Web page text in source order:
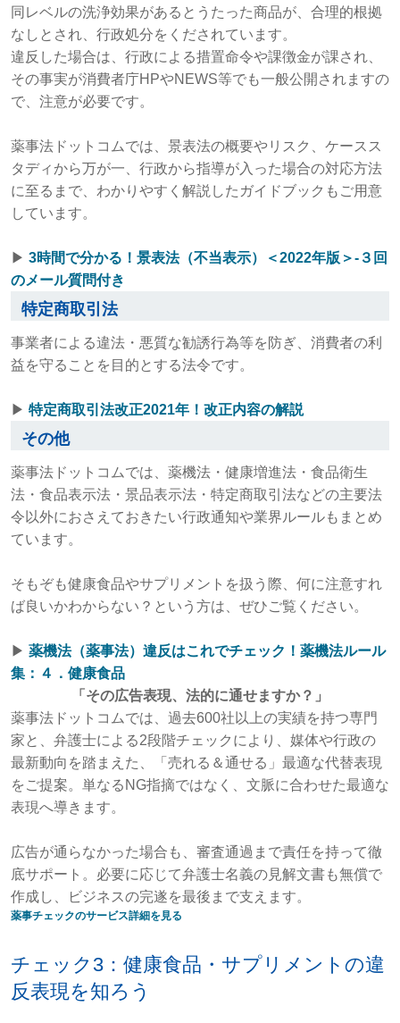
同レベルの洗浄効果があるとうたった商品が、合理的根拠
なしとされ、行政処分をくだされています。
違反した場合は、行政による措置命令や課徴金が課され、
その事実が消費者庁HPやNEWS等でも一般公開されますの
で、注意が必要です。
薬事法ドットコムでは、景表法の概要やリスク、ケースス
タディから万が一、行政から指導が入った場合の対応方法
に至るまで、わかりやすく解説したガイドブックもご用意
しています。
▶︎ 3時間で分かる！景表法（不当表示）＜2022年版＞‐３回
のメール質問付き
特定商取引法
事業者による違法・悪質な勧誘行為等を防ぎ、消費者の利
益を守ることを目的とする法令です。
▶︎ 特定商取引法改正2021年！改正内容の解説
その他
薬事法ドットコムでは、薬機法・健康増進法・食品衛生
法・食品表示法・景品表示法・特定商取引法などの主要法
令以外におさえておきたい行政通知や業界ルールもまとめ
ています。
そもぞも健康食品やサプリメントを扱う際、何に注意すれ
ば良いかわからない？という方は、ぜひご覧ください。
▶︎ 薬機法（薬事法）違反はこれでチェック！薬機法ルール
集：４．健康食品
「その広告表現、法的に通せますか？」
薬事法ドットコムでは、過去600社以上の実績を持つ専門
家と、弁護士による2段階チェックにより、媒体や行政の
最新動向を踏まえた、「売れる＆通せる」最適な代替表現
をご提案。単なるNG指摘ではなく、文脈に合わせた最適な
表現へ導きます。
広告が通らなかった場合も、審査通過まで責任を持って徹
底サポート。必要に応じて弁護士名義の見解文書も無償で
作成し、ビジネスの完遂を最後まで支えます。
薬事チェックのサービス詳細を見る
チェック3：健康食品・サプリメントの違
反表現を知ろう